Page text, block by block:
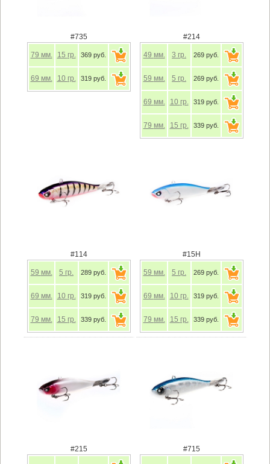
#735
79 мм. 15 гр. 369 руб.
69 мм. 10 гр. 319 руб.
#214
49 мм. 3 гр. 269 руб.
59 мм. 5 гр. 269 руб.
69 мм. 10 гр. 319 руб.
79 мм. 15 гр. 339 руб.
#114
59 мм. 5 гр. 289 руб.
69 мм. 10 гр. 319 руб.
79 мм. 15 гр. 339 руб.
#15H
59 мм. 5 гр. 269 руб.
69 мм. 10 гр. 319 руб.
79 мм. 15 гр. 339 руб.
#215 #715